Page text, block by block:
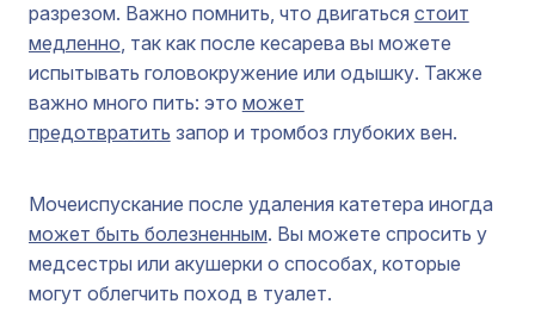
разрезом. Важно помнить, что двигаться стоит
медленно, так как после кесарева вы можете
испытывать головокружение или одышку. Также
важно много пить: это может
предотвратить запор и тромбоз глубоких вен.
Мочеиспускание после удаления катетера иногда
может быть болезненным. Вы можете спросить у
медсестры или акушерки о способах, которые
могут облегчить поход в туалет.